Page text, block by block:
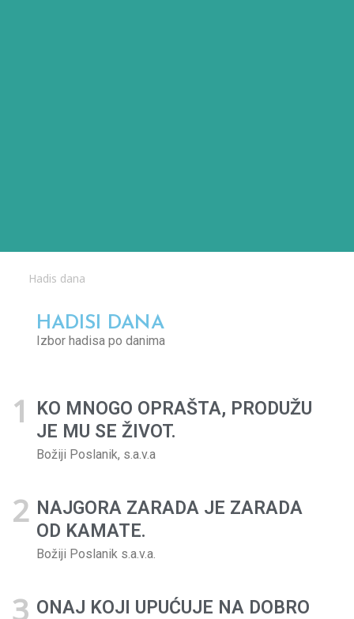
Hadis dana
HADISI DANA
Izbor hadisa po danima
KO MNOGO OPRAŠTA, PRODUŽU
JE MU SE ŽIVOT.
Božiji Poslanik, s.a.v.a
NAJGORA ZARADA JE ZARADA
OD KAMATE.
Božiji Poslanik s.a.v.a.
ONAJ KOJI UPUĆUJE NA DOBRO